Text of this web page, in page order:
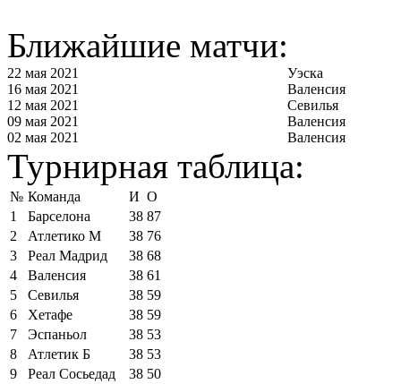
Ближайшие матчи:
22 мая 2021
Уэска
16 мая 2021
Валенсия
12 мая 2021
Севилья
09 мая 2021
Валенсия
02 мая 2021
Валенсия
Турнирная таблица:
№ Команда И О
1
Барселона 38 87
2
Атлетико М 38 76
3
Реал Мадрид 38 68
4
Валенсия 38 61
5
Севилья 38 59
6
Хетафе 38 59
7
Эспаньол 38 53
8
Атлетик Б 38 53
9
Реал Сосьедад 38 50